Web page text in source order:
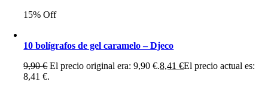
15% Off
10 bolígrafos de gel caramelo – Djeco
9,90€ El precio original era: 9,90 €.8,41€El precio actual es:
8,41 €.